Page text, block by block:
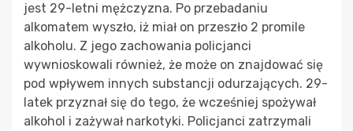
jest 29-letni mężczyzna. Po przebadaniu
alkomatem wyszło, iż miał on przeszło 2 promile
alkoholu. Z jego zachowania policjanci
wywnioskowali również, że może on znajdować się
pod wpływem innych substancji odurzających. 29-
latek przyznał się do tego, że wcześniej spożywał
alkohol i zażywał narkotyki. Policjanci zatrzymali